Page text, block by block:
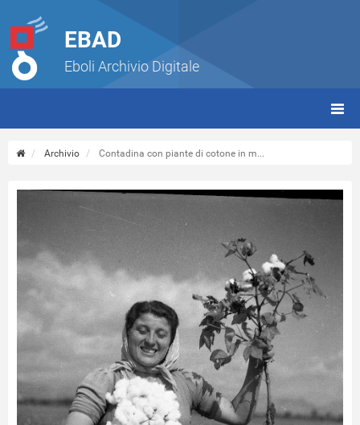
EBAD
Eboli Archivio Digitale
Archivio Contadina con piante di cotone in m...